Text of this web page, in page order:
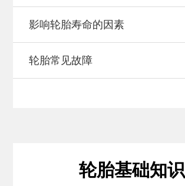
影响轮胎寿命的因素
轮胎常见故障
轮胎基础知识